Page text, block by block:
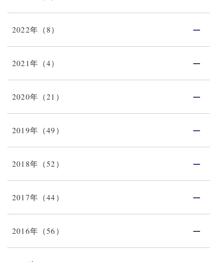
2022年（8）
2021年（4）
2020年（21）
2019年（49）
2018年（52）
2017年（44）
2016年（56）